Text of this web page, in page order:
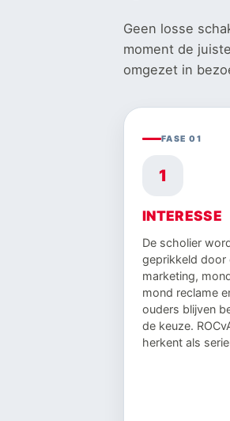
Geen losse
moment de
omgezet in
FASE 01
1
INTERESSE
De scholier
geprikkeld door
marketing,
mond reclame
ouders blijven
de keuze.
herkent als